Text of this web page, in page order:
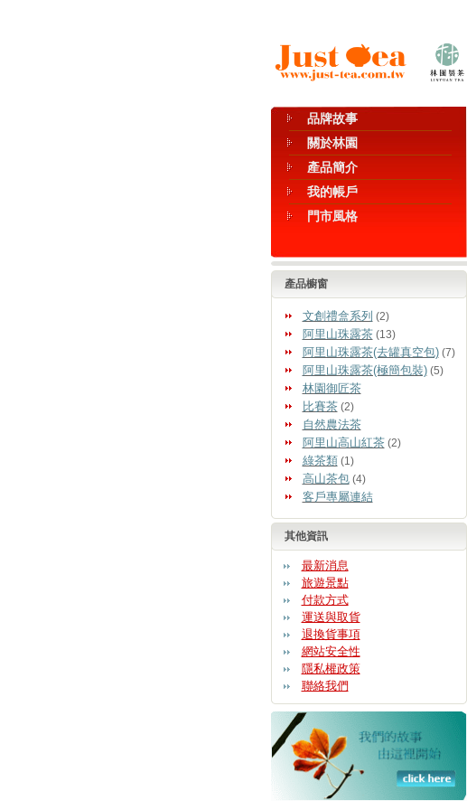
品牌故事
關於林園
產品簡介
我的帳戶
門市風格
產品櫥窗
文創禮盒系列 (2)
阿里山珠露茶(13)
阿里山珠露茶(去罐真空包)(7)
阿里山珠露茶(極簡包裝)(5)
林園御匠茶
比賽茶(2)
自然農法茶
阿里山高山紅茶(2)
綠茶類 (1)
高山茶包(4)
客戶專屬連結
其他資訊
最新消息
旅遊景點
付款方式
運送與取貨
退換貨事項
網站安全性
隱私權政策
聯絡我們